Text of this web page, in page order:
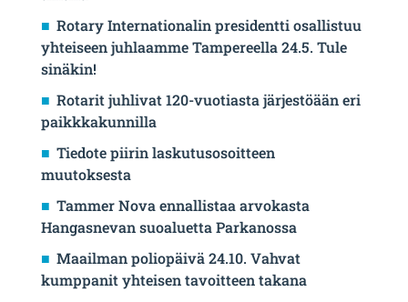
Rotary Internationalin presidentti osallistuu
yhteiseen juhlaamme Tampereella 24.5. Tule
sinäkin!
Rotarit juhlivat 120-vuotiasta järjestöään eri
paikkkakunnilla
Tiedote piirin laskutusosoitteen
muutoksesta
Tammer Nova ennallistaa arvokasta
Hangasnevan suoaluetta Parkanossa
Maailman poliopäivä 24.10. Vahvat
kumppanit yhteisen tavoitteen takana